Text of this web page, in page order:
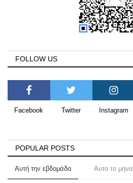
FOLLOW US
Facebook Twitter Instagram
POPULAR POSTS
Αυτή την εβδομάδα Αυτο το μηνα